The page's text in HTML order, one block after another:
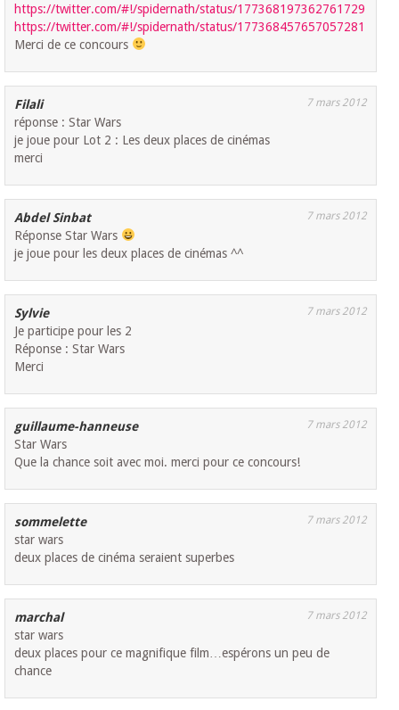
https://twitter.com/#!/spidernath/status/177368197362761729
https://twitter.com/#!/spidernath/status/177368457657057281
Merci de ce concours
Filali 7 mars 2012
réponse : Star Wars
je joue pour Lot 2 : Les deux places de cinémas
merci
Abdel Sinbat 7 mars 2012
Réponse Star Wars
je joue pour les deux places de cinémas ^^
Sylvie 7 mars 2012
Je participe pour les 2
Réponse : Star Wars
Merci
guillaume-hanneuse 7 mars 2012
Star Wars
Que la chance soit avec moi. merci pour ce concours!
sommelette 7 mars 2012
star wars
deux places de cinéma seraient superbes
marchal 7 mars 2012
star wars
deux places pour ce magnifique film…espérons un peu de
chance